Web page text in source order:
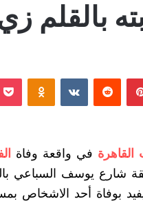
بالقلم
بينتيريست
القاهرة في واقعة وفاة
شارع يوسف السباعي
بوفاة أحد الاشخاص